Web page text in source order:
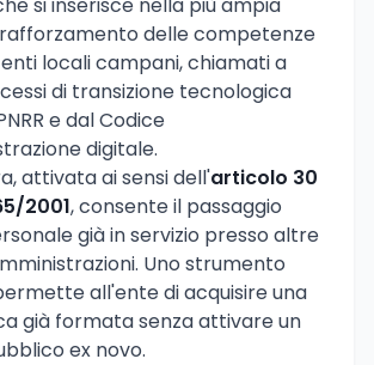
delle competenze
locali campani, chiamati a
di transizione tecnologica
e dal Codice
digitale.
attivata ai sensi dell'articolo 30
2001, consente il passaggio
già in servizio presso altre
Uno strumento
all'ente di acquisire una
già formata senza attivare un
ex novo.